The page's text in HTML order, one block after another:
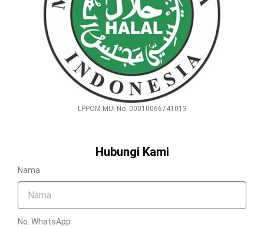
LPPOM MUI No. 00010066741013
Hubungi Kami
Nama
No. WhatsApp